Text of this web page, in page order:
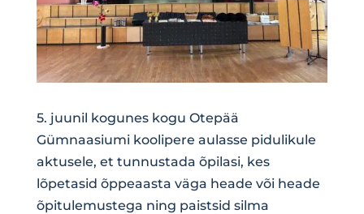
5. juunil kogunes kogu Otepää
Gümnaasiumi koolipere aulasse pidulikule
aktusele, et tunnustada õpilasi, kes
lõpetasid õppeaasta väga heade või heade
õpitulemustega ning paistsid silma